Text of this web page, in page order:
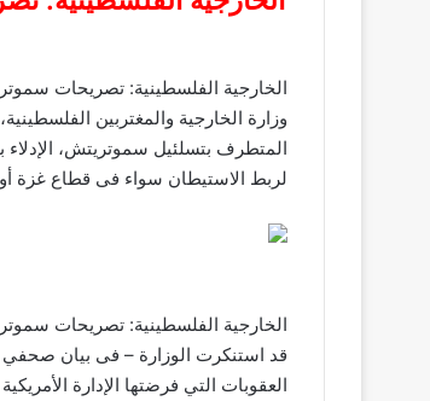
الخارجية الفلسطينية: تصريحات
وزارة الخارجية والمغتربين
المتطرف بتسلئيل سموتريتش، الإدلاء
لربط الاستيطان سواء فى قطاع غزة أو
الخارجية الفلسطينية: تصريحات
قد استنكرت الوزارة – فى بيان
العقوبات التي فرضتها الإدارة